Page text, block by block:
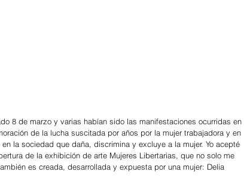
8 de marzo y varias habían sido las manifestaciones ocurridas en
de la lucha suscitada por años por la mujer trabajadora y en
la sociedad que daña, discrimina y excluye a la mujer. Yo acepté
de la exhibición de arte Mujeres Libertarias, que no solo me
es creada, desarrollada y expuesta por una mujer: Delia